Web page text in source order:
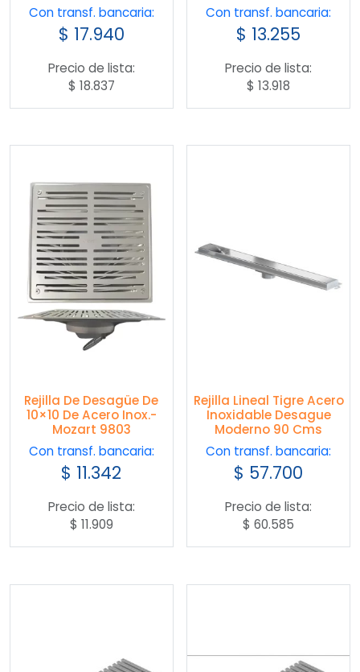
Con transf. bancaria:
$ 17.940
Precio de lista:
$ 18.837
Con transf. bancaria:
$ 13.255
Precio de lista:
$ 13.918
Rejilla De Desagüe De
10×10 De Acero Inox.-
Mozart 9803
Con transf. bancaria:
$ 11.342
Precio de lista:
$ 11.909
Rejilla Lineal Tigre Acero
Inoxidable Desague
Moderno 90 Cms
Con transf. bancaria:
$ 57.700
Precio de lista:
$ 60.585